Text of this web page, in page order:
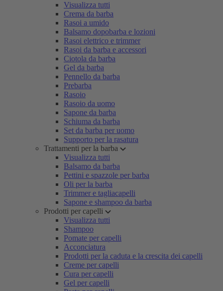
Visualizza tutti
Crema da barba
Rasoi a umido
Balsamo dopobarba e lozioni
Rasoi elettrico e trimmer
Rasoi da barba e accessori
Ciotola da barba
Gel da barba
Pennello da barba
Prebarba
Rasoio
Rasoio da uomo
Sapone da barba
Schiuma da barba
Set da barba per uomo
Supporto per la rasatura
Trattamenti per la barba
Visualizza tutti
Balsamo da barba
Pettini e spazzole per barba
Oli per la barba
Trimmer e tagliacapelli
Sapone e shampoo da barba
Prodotti per capelli
Visualizza tutti
Shampoo
Pomate per capelli
Acconciatura
Prodotti per la caduta e la crescita dei capelli
Creme per capelli
Cura per capelli
Gel per capelli